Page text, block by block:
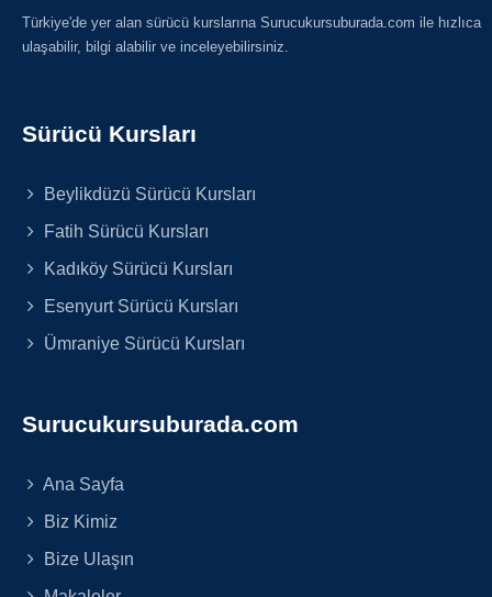
Türkiye'de yer alan sürücü kurslarına Surucukursuburada.com ile hızlıca
ulaşabilir, bilgi alabilir ve inceleyebilirsiniz.
Sürücü Kursları
Beylikdüzü Sürücü Kursları
Fatih Sürücü Kursları
Kadıköy Sürücü Kursları
Esenyurt Sürücü Kursları
Ümraniye Sürücü Kursları
Surucukursuburada.com
Ana Sayfa
Biz Kimiz
Bize Ulaşın